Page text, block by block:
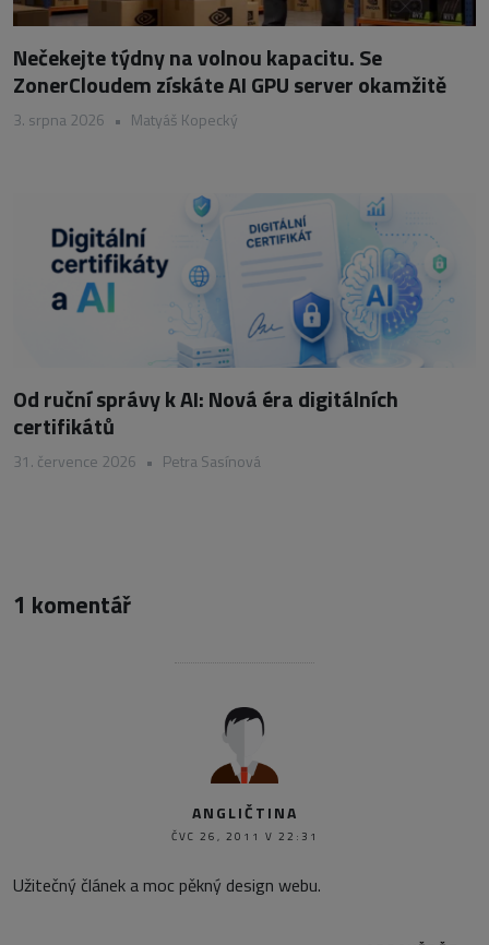
Nečekejte týdny na volnou kapacitu. Se
ZonerCloudem získáte AI GPU server okamžitě
3. srpna 2026 • Matyáš Kopecký
Od ruční správy k AI: Nová éra digitálních
certifikátů
31. července 2026 • Petra Sasínová
1 komentář
ANGLIČTINA
ČVC 26, 2011 V 22:31
Užitečný článek a moc pěkný design webu.